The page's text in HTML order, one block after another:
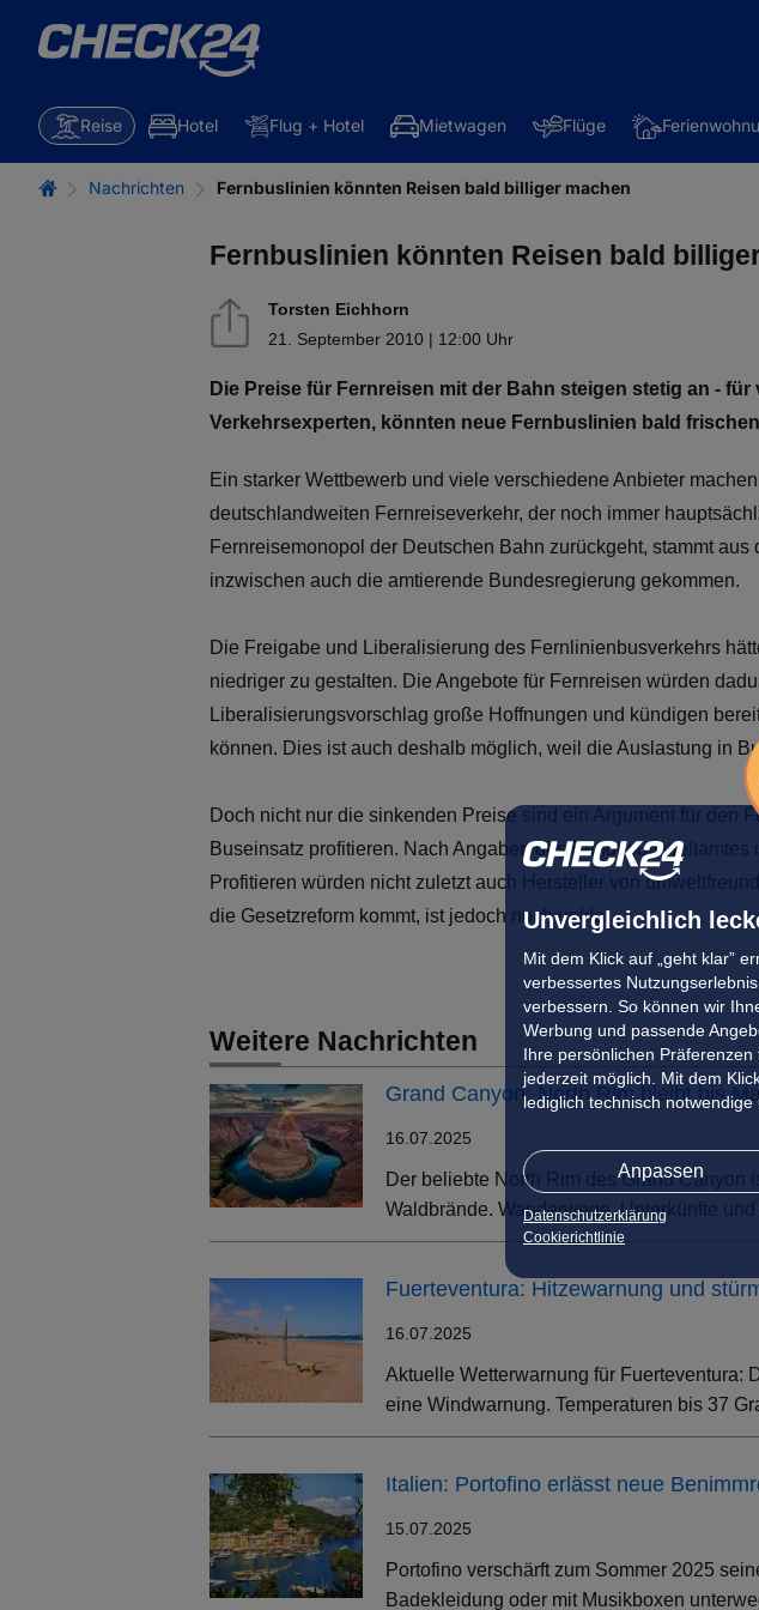
Unvergleichlich
Mit dem Klick auf „geht klar”
verbessertes
verbessern. So können wir
Werbung und passende
Ihre persönlichen
jederzeit möglich. Mit dem
lediglich technisch
Anpassen
Datenschutzerklärung
Cookierichtlinie
Reise Hotel Flug + Hotel Mietwagen Flüge
Nachrichten Fernbuslinien könnten Reisen bald billiger machen
Fernbuslinien könnten Reisen bald
Torsten Eichhorn
21. September 2010 | 12:00 Uhr
Die Preise für Fernreisen mit der Bahn steigen stetig an -
Verkehrsexperten, könnten neue Fernbuslinien bald
Ein starker Wettbewerb und viele verschiedene Anbieter
deutschlandweiten Fernreiseverkehr, der noch immer
Fernreisemonopol der Deutschen Bahn zurückgeht, stammt
inzwischen auch die amtierende Bundesregierung gekommen.
Die Freigabe und Liberalisierung des Fernlinienbusverkehrs
niedriger zu gestalten. Die Angebote für Fernreisen würden
Liberalisierungsvorschlag große Hoffnungen und kündigen
können. Dies ist auch deshalb möglich, weil die Auslastung in
Doch nicht nur die sinkenden Preise sind ein Argument für den
Buseinsatz profitieren. Nach Angaben des
Profitieren würden nicht zuletzt auch Hersteller von
die Gesetzreform kommt, ist jedoch noch unklar.
Weitere Nachrichten
Grand Canyon: North Rim bleibt bis
16.07.2025
Der beliebte North Rim des Grand Canyon
Waldbrände. Wanderwege, Unterkünfte
Fuerteventura: Hitzewarnung und
16.07.2025
Aktuelle Wetterwarnung für Fuerteventura:
eine Windwarnung. Temperaturen bis 37
Italien: Portofino erlässt neue
15.07.2025
Portofino verschärft zum Sommer 2025
Badekleidung oder mit Musikboxen